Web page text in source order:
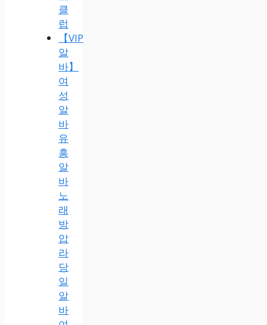
클
럽
【VIP
알
바】
여
성
알
바
유
흥
알
바
노
래
방
압
라
당
일
알
바